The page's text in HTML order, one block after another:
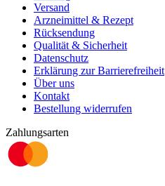
Versand
Arzneimittel & Rezept
Rücksendung
Qualität & Sicherheit
Datenschutz
Erklärung zur Barrierefreiheit
Über uns
Kontakt
Bestellung widerrufen
Zahlungsarten